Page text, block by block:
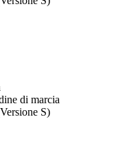
di marcia
S)